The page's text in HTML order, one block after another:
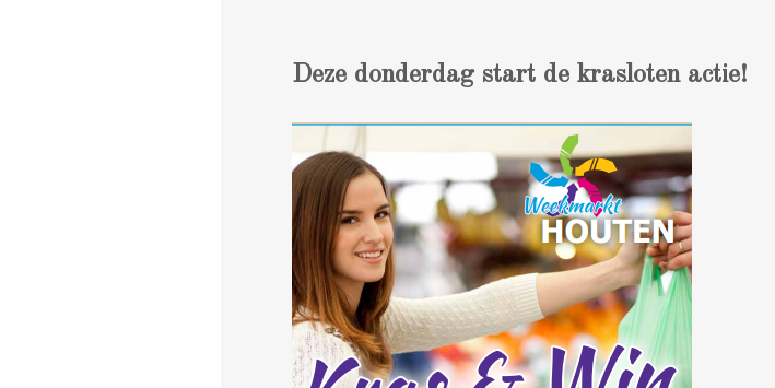
Deze donderdag start de krasloten actie!